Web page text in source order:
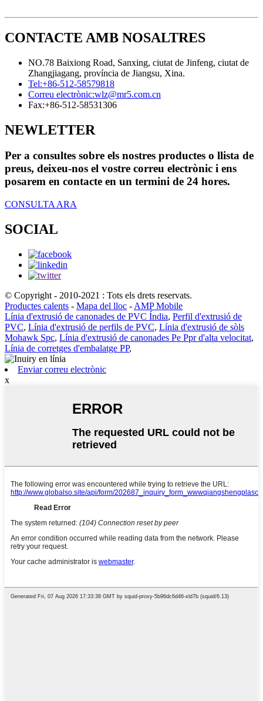
CONTACTE AMB NOSALTRES
NO.78 Baixiong Road, Sanxing, ciutat de Jinfeng, ciutat de
Zhangjiagang, província de Jiangsu, Xina.
Tel:+86-512-58579818
Correu electrònic:wlz@mr5.com.cn
Fax:+86-512-58531306
NEWLETTER
Per a consultes sobre els nostres productes o llista de
preus, deixeu-nos el vostre correu electrònic i ens
posarem en contacte en un termini de 24 hores.
CONSULTA ARA
SOCIAL
© Copyright - 2010-2021 : Tots els drets reservats.
Productes calents - Mapa del lloc - AMP Mobile
Línia d'extrusió de canonades de PVC Índia, Perfil d'extrusió de
PVC, Línia d'extrusió de perfils de PVC, Línia d'extrusió de sòls
Mohawk Spc, Línia d'extrusió de canonades Pe Ppr d'alta velocitat,
Línia de corretges d'embalatge PP,
Enviar correu electrònic
x